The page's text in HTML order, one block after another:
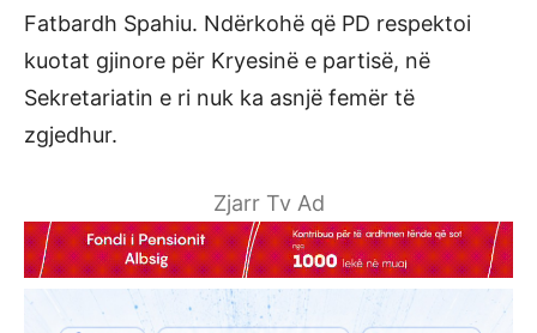
Fatbardh Spahiu. Ndërkohë që PD respektoi
kuotat gjinore për Kryesinë e partisë, në
Sekretariatin e ri nuk ka asnjë femër të
zgjedhur.
Zjarr Tv Ad